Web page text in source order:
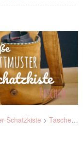
Schatzkiste > Taschen >